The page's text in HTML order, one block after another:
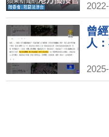
曾
人